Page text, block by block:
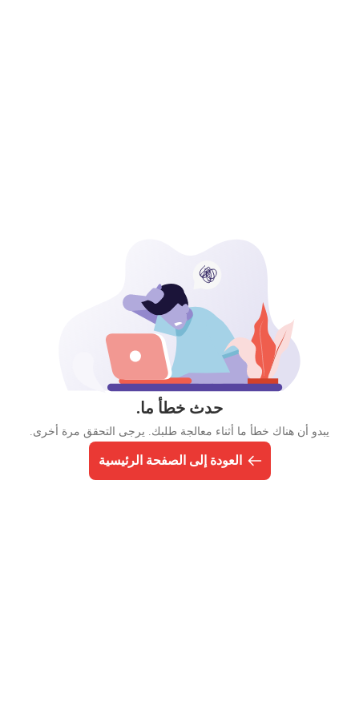
حدث خطأ ما.
يبدو أن هناك خطأ ما أثناء معالجة طلبك. يرجى التحقق مرة أخرى.
العودة إلى الصفحة الرئيسية